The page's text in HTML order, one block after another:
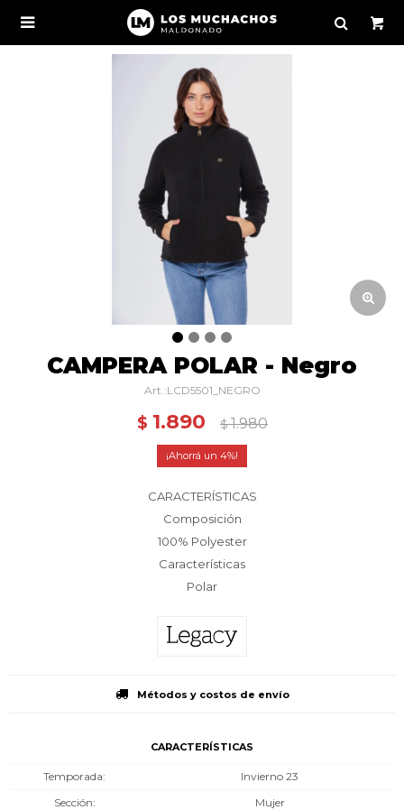

CAMPERA POLAR - Negro
LCD5501_NEGRO
$ 1.890 $ 1.980
4
CARACTERÍSTICAS
Composición
100% Polyester
Características
Polar
Métodos y costos de envío
CARACTERÍSTICAS
Temporada
Invierno 23
Sección
Mujer